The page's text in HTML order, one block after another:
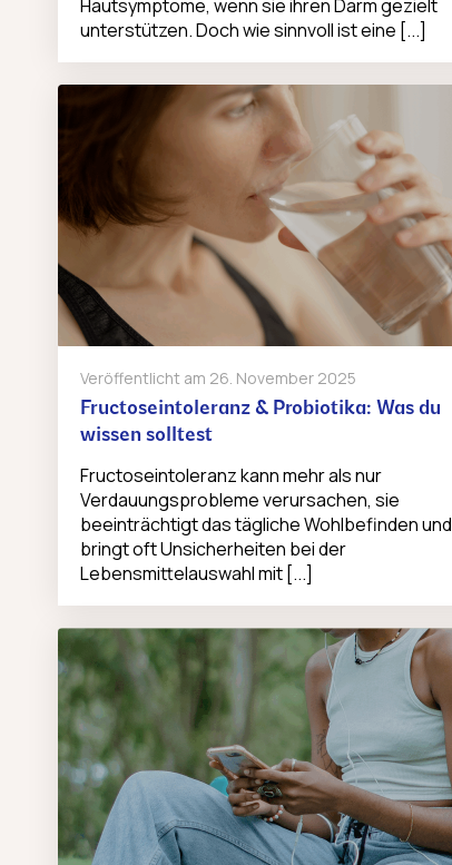
Hautsymptome, wenn sie ihren Darm gezielt
unterstützen. Doch wie sinnvoll ist eine [...]
Veröffentlicht am 26. November 2025
Fructoseintoleranz & Probiotika: Was du
wissen solltest
Fructoseintoleranz kann mehr als nur
Verdauungsprobleme verursachen, sie
beeinträchtigt das tägliche Wohlbefinden und
bringt oft Unsicherheiten bei der
Lebensmittelauswahl mit [...]